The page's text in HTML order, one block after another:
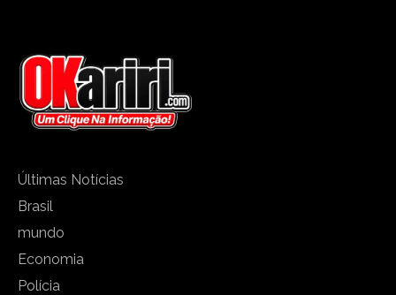
Últimas Notícias
Brasil
mundo
Economia
Polícia